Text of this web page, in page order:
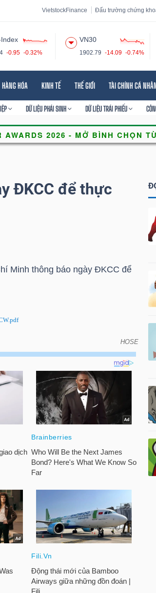
VietstockFinance Đấu trường chứng
-0.95 -0.32%
VN30
1902.79 -14.09 -0.74%
HÀNG HÓA KINH TẾ THẾ GIỚI TÀI CHÍNH CÁ
DỮ LIỆU PHÁI SINH DỮ LIỆU TRÁI PHIẾU
ĐKCC để thực
Minh thông báo ngày ĐKCC để
HOSE
chứng quyền